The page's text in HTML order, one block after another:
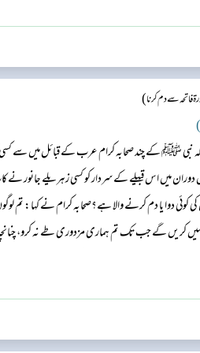
فاتحہ سے دم کرنا)
نبی ﷺ کے چند صحابہ کرام عرب کے قبائل میں سے
میں اس قبیلے کے سردار کو کسی زہریلے جانور نے
دوا یا دم کرنے والا ہے؟صحابہ کرام نے کہا: تم
کریں گے جب تک تم ہماری مزدوری طے نہ کرو،